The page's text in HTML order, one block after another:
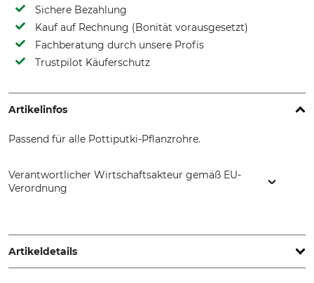
Sichere Bezahlung
Kauf auf Rechnung (Bonität vorausgesetzt)
Fachberatung durch unsere Profis
Trustpilot Käuferschutz
Artikelinfos
Passend für alle Pottiputki-Pflanzrohre.
Verantwortlicher Wirtschaftsakteur gemäß EU-
Verordnung
www.bccab.com
Artikeldetails